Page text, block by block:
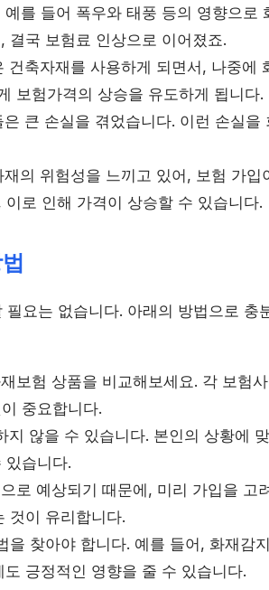
를 들어 폭우와 태풍 등의 영향으로
결국 보험료 인상으로 이어졌죠.
건축자재를 사용하게 되면서, 나중에
보험가격의 상승을 유도하게 됩니다.
큰 손실을 겪었습니다. 이런 손실을
의 위험성을 느끼고 있어, 보험 가입
로 인해 가격이 상승할 수 있습니다.
요는 없습니다. 아래의 방법으로 충
보험 상품을 비교해보세요. 각 보험
중요합니다.
지 않을 수 있습니다. 본인의 상황에
있습니다.
로 예상되기 때문에, 미리 가입을 고
것이 유리합니다.
을 찾아야 합니다. 예를 들어, 화재감
긍정적인 영향을 줄 수 있습니다.